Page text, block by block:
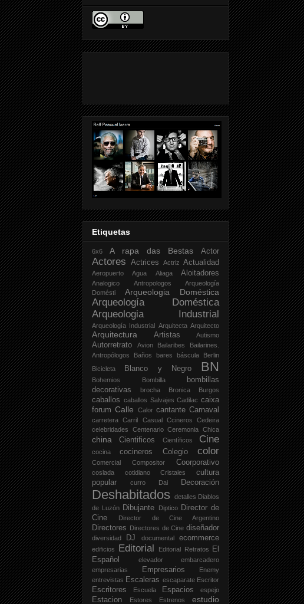
Etiquetas
6x6 A rapa das Bestas Actor
Actores Actrices Actriz Actualidad
Aeropuerto Agua Aliaga Aloitadores
Analogico Antropologos
Arqueología
Domésti
Arqueologia Doméstica
Arqueología Doméstica
Arqueologia Industrial
Arqueología Industrial Arquitecta Arquitecto
Arquitectura Artistas Autismo
Autorretrato Avion Bailaribes
Bailarines.
Antropólogos
Baños bares báscula
Berlin
Bicicleta
Blanco y Negro BN
Bohemios Bombilla
bombillas
decorativas
brocha Bronica Burgos
caballos caballos Salvajes Cadilac caixa
forum Calle Calor cantante Carnaval
carretera Carril Casual Ccineros
Cedeira
celebridades
Centenario Ceremonia Chica
china Cientificos Científicos Cine
cocina cocineros Colegio color
Comercial Compositor Coorporativo
coslada cotidiano Cristales
cultura
popular
curro Dai Decoración
Deshabitados detalles Diablos
de Luzón Dibujante Diptico
Director de
Cine
Director de Cine Argentino
Directores Directores de Cine diseñador
diversidad DJ documental ecommerce
edificios Editorial Editorial Retratos
El
Español
elevador
embarcadero
empresarias
Empresarios
Enemy
entrevistas Escaleras escaparate Escritor
Escritores Escuela Espacios espejo
Estacion Estores Estrenos estudio